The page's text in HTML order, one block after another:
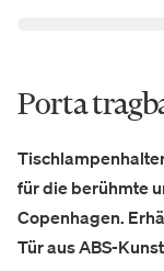
Porta
für die berühmte
Copenhagen.
Tür aus ABS-